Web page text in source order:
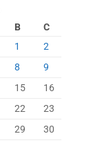
B
C
1
2
8
9
15
16
22
23
29
30